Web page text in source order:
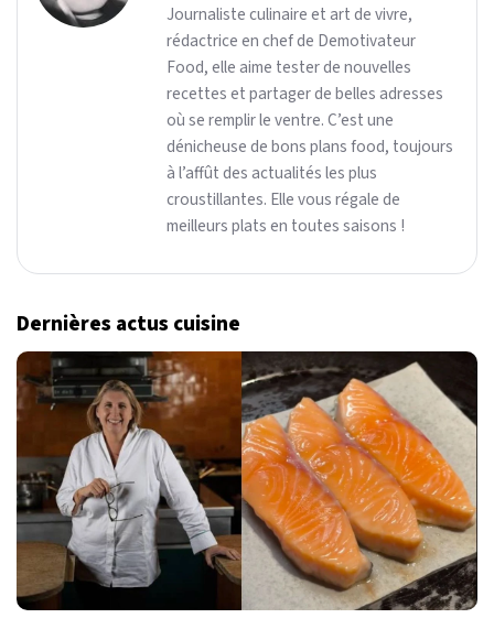
Journaliste culinaire et art de vivre,
rédactrice en chef de Demotivateur
Food, elle aime tester de nouvelles
recettes et partager de belles adresses
où se remplir le ventre. C’est une
dénicheuse de bons plans food, toujours
à l’affût des actualités les plus
croustillantes. Elle vous régale de
meilleurs plats en toutes saisons !
Dernières actus cuisine